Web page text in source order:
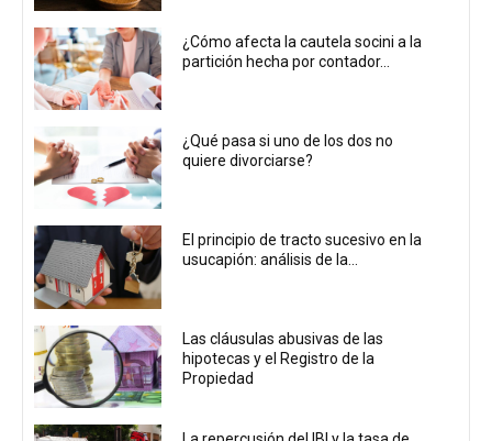
¿Cómo afecta la cautela socini a la
partición hecha por contador...
¿Qué pasa si uno de los dos no
quiere divorciarse?
El principio de tracto sucesivo en la
usucapión: análisis de la...
Las cláusulas abusivas de las
hipotecas y el Registro de la
Propiedad